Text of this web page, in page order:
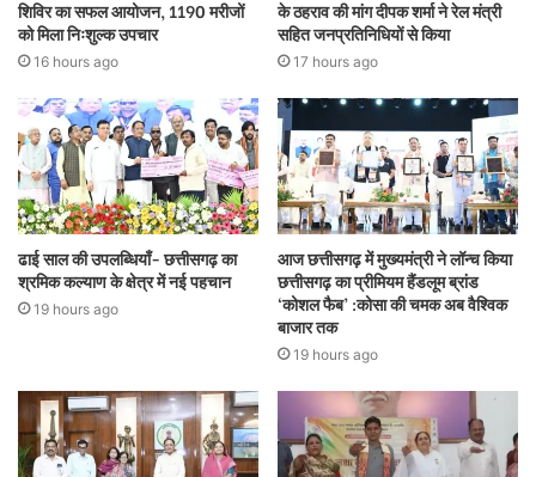
शिविर का सफल आयोजन, 1190 मरीजों
को मिला निःशुल्क उपचार
16 hours ago
के ठहराव की मांग दीपक शर्मा ने रेल मंत्री
सहित जनप्रतिनिधियों से किया
17 hours ago
ढाई साल की उपलब्धियाँ- छत्तीसगढ़ का
श्रमिक कल्याण के क्षेत्र में नई पहचान
19 hours ago
आज छत्तीसगढ़ में मुख्यमंत्री ने लॉन्च किया
छत्तीसगढ़ का प्रीमियम हैंडलूम ब्रांड
‘कोशल फैब’ :कोसा की चमक अब वैश्विक
बाजार तक
19 hours ago